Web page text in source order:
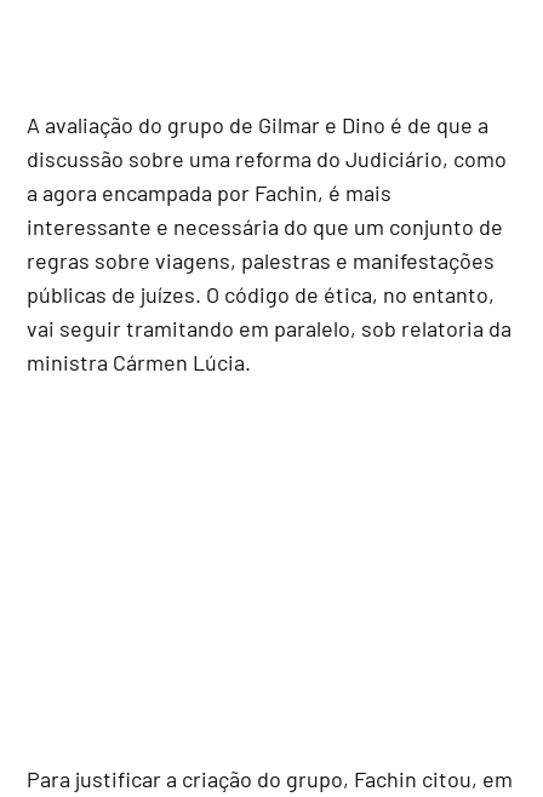
A avaliação do grupo de Gilmar e Dino é de que a
discussão sobre uma reforma do Judiciário, como
a agora encampada por Fachin, é mais
interessante e necessária do que um conjunto de
regras sobre viagens, palestras e manifestações
públicas de juízes. O código de ética, no entanto,
vai seguir tramitando em paralelo, sob relatoria da
ministra Cármen Lúcia.
Para justificar a criação do grupo, Fachin citou, em